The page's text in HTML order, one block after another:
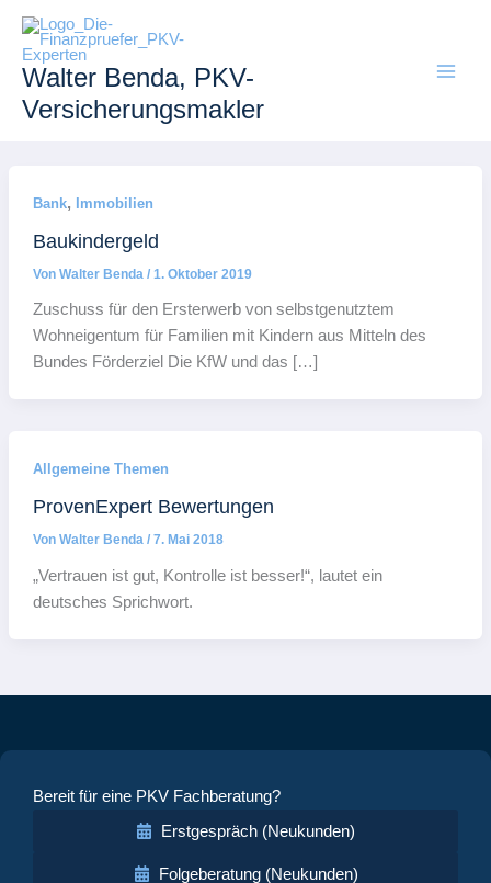
Inhalt
springen
Walter Benda, PKV-
Versicherungsmakler
Bank, Immobilien
Baukindergeld
Von Walter Benda / 1. Oktober 2019
Zuschuss für den Ersterwerb von selbstgenutztem
Wohneigentum für Familien mit Kindern aus Mitteln des
Bundes Förderziel Die KfW und das […]
Allgemeine Themen
ProvenExpert Bewertungen
Von Walter Benda / 7. Mai 2018
„Vertrauen ist gut, Kontrolle ist besser!“, lautet ein
deutsches Sprichwort.
Bereit für eine PKV Fachberatung?
Erstgespräch (Neukunden)
Folgeberatung (Neukunden)